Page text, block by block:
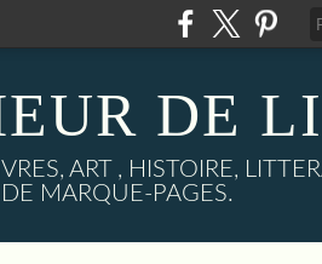
DE
ART , HISTOIRE,
DE MARQUE-PAGES.